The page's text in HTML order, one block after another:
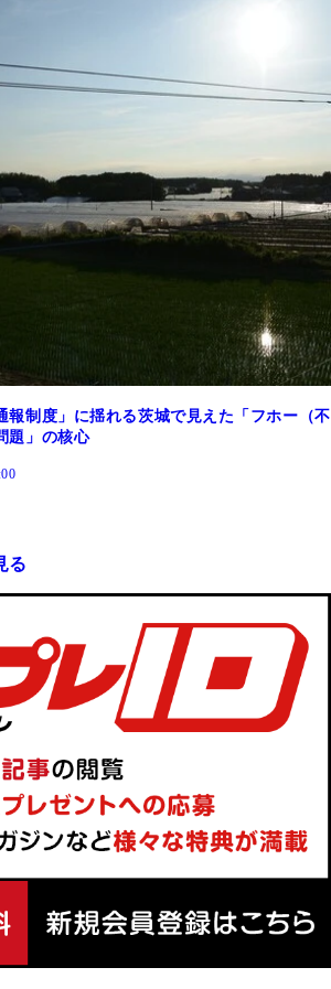
報制度」に揺れる茨城で見えた「フホー（不
題」の核心
る